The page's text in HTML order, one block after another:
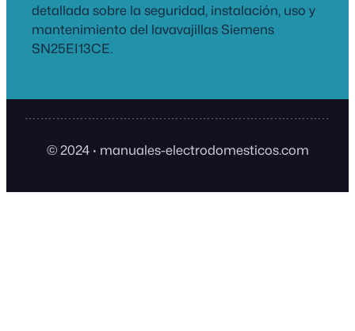
detallada sobre la seguridad, instalación, uso y
mantenimiento del lavavajillas Siemens
SN25EI13CE.
© 2024 · manuales-electrodomesticos.com